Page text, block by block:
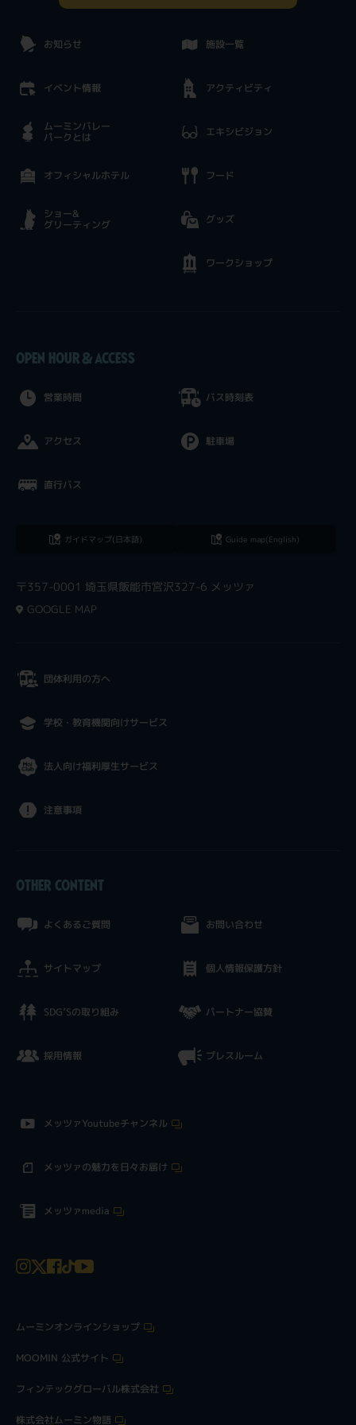
お知らせ
イベント情報
ムーミンバレー
パークとは
オフィシャルホテル
ショー&
グリーティング
施設一覧
アクティビティ
エキシビジョン
フード
グッズ
ワークショップ
OPEN HOUR & ACCESS
営業時間
アクセス
直行バス
バス時刻表
駐車場
ガイドマップ(日本語) Guide map(English)
〒357-0001 埼玉県飯能市宮沢327-6 メッツァ
GOOGLE MAP
団体利用の方へ
学校・教育機関向けサービス
法人向け福利厚生サービス
注意事項
OTHER CONTENT
よくあるご質問
サイトマップ
SDG’Sの取り組み
採用情報
お問い合わせ
個人情報保護方針
パートナー協賛
プレスルーム
メッツァYoutubeチャンネル
メッツァの魅力を日々お届け
メッツァmedia
ムーミンオンラインショップ
MOOMIN 公式サイト
フィンテックグローバル株式会社
株式会社ムーミン物語